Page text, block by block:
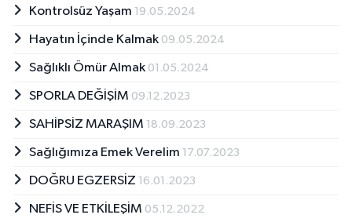
Kontrolsüz Yaşam 19.05.2024
Hayatın İçinde Kalmak 09.05.2024
Sağlıklı Ömür Almak 01.05.2024
SPORLA DEĞİŞİM 09.12.2023
SAHİPSİZ MARAŞIM 18.09.2023
Sağlığımıza Emek Verelim 17.07.2023
DOĞRU EGZERSİZ 16.01.2023
NEFİS VE ETKİLEŞİM 05.12.2022